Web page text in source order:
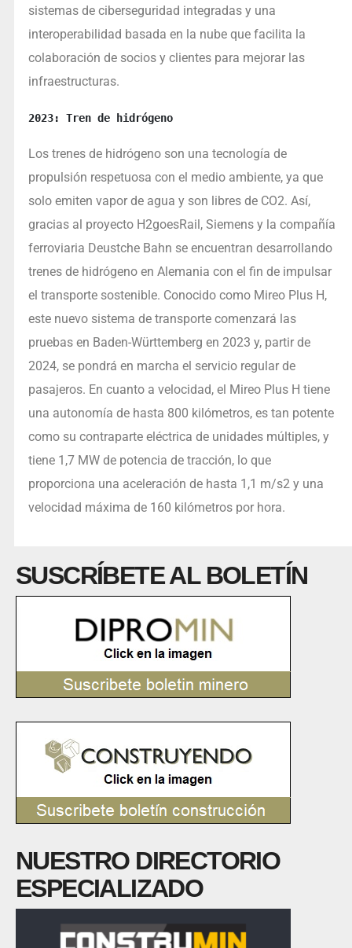
sistemas de ciberseguridad integradas y una
interoperabilidad basada en la nube que facilita la
colaboración de socios y clientes para mejorar las
infraestructuras.
2023: Tren de hidrógeno
Los trenes de hidrógeno son una tecnología de
propulsión respetuosa con el medio ambiente, ya que
solo emiten vapor de agua y son libres de CO2. Así,
gracias al proyecto H2goesRail, Siemens y la compañía
ferroviaria Deustche Bahn se encuentran desarrollando
trenes de hidrógeno en Alemania con el fin de impulsar
el transporte sostenible. Conocido como Mireo Plus H,
este nuevo sistema de transporte comenzará las
pruebas en Baden-Württemberg en 2023 y, partir de
2024, se pondrá en marcha el servicio regular de
pasajeros. En cuanto a velocidad, el Mireo Plus H tiene
una autonomía de hasta 800 kilómetros, es tan potente
como su contraparte eléctrica de unidades múltiples, y
tiene 1,7 MW de potencia de tracción, lo que
proporciona una aceleración de hasta 1,1 m/s2 y una
velocidad máxima de 160 kilómetros por hora.
SUSCRÍBETE AL BOLETÍN
NUESTRO DIRECTORIO
ESPECIALIZADO